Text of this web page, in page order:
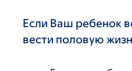
Если Ваш ребенок
вести половую